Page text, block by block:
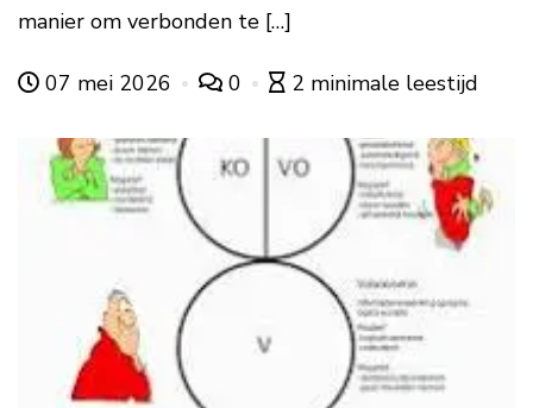
manier om verbonden te […]
07 mei 2026 0 2 minimale leestijd